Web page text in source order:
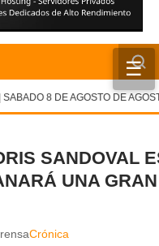
☰
8 DE AGOSTO DE
SANDOVAL
UNA
Crónica